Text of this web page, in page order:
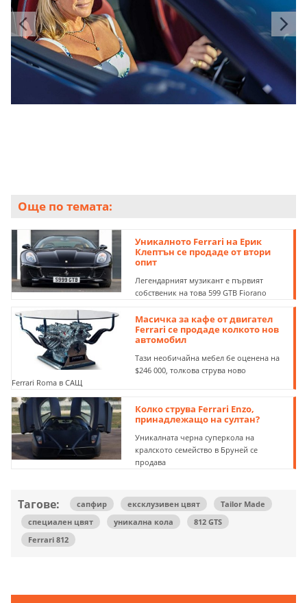
Още по темата:
Уникалното Ferrari на Ерик
Клептън се продаде от втори
опит
Легендарният музикант е първият
собственик на това 599 GTB Fiorano
Масичка за кафе от двигател
Ferrari се продаде колкото нов
автомобил
Тази необичайна мебел бе оценена на
$246 000, толкова струва ново
Ferrari Roma в САЩ
Колко струва Ferrari Enzo,
принадлежащо на султан?
Уникалната черна суперкола на
кралското семейство в Бруней се
продава
Тагове: сапфир ексклузивен цвят
Tailor Made
специален цвят
уникална кола
812 GTS
Ferrari 812